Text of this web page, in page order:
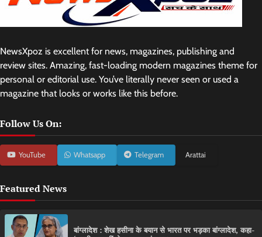
NewsXpoz is excellent for news, magazines, publishing and
review sites. Amazing, fast-loading modern magazines theme for
personal or editorial use. You’ve literally never seen or used a
magazine that looks or works like this before.
Follow Us On:
YouTube Whatsapp Telegram Arattai
Featured News
बांग्लादेश : शेख हसीना के बयान से भारत पर भड़का बांग्लादेश, कहा-